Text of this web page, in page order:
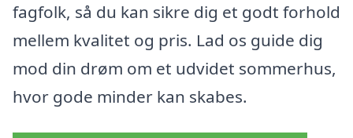
fagfolk, så du kan sikre dig et godt forhold
mellem kvalitet og pris. Lad os guide dig
mod din drøm om et udvidet sommerhus,
hvor gode minder kan skabes.